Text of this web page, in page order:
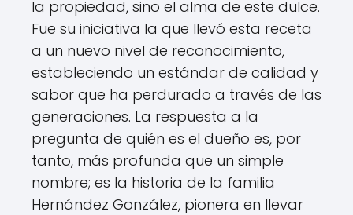
la propiedad, sino el alma de este dulce.
Fue su iniciativa la que llevó esta receta
a un nuevo nivel de reconocimiento,
estableciendo un estándar de calidad y
sabor que ha perdurado a través de las
generaciones. La respuesta a la
pregunta de quién es el dueño es, por
tanto, más profunda que un simple
nombre; es la historia de la familia
Hernández González, pionera en llevar